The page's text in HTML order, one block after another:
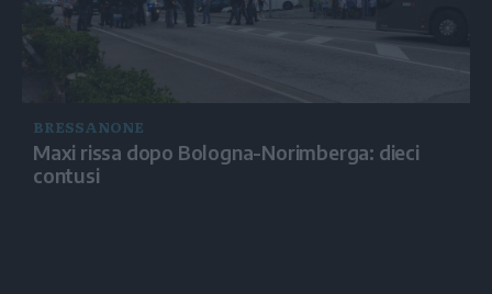
BRESSANONE
Maxi rissa dopo Bologna-Norimberga: dieci
contusi